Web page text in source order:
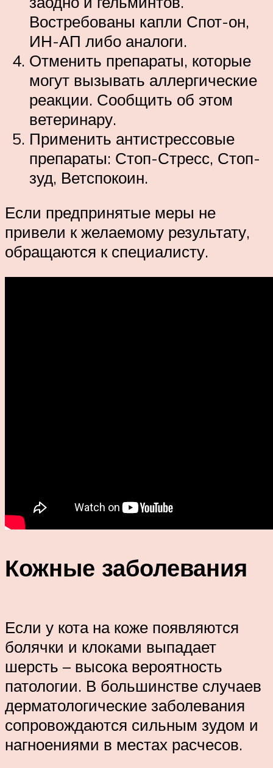
Востребованы капли Спот-он,
ИН-АП либо аналоги.
Отменить препараты, которые
могут вызывать аллергические
реакции. Сообщить об этом
ветеринару.
Применить антистрессовые
препараты: Стоп-Стресс, Стоп-
зуд, Ветспокоин.
Если предпринятые меры не
привели к желаемому результату,
обращаются к специалисту.
Кожные заболевания
Если у кота на коже появляются
болячки и клоками выпадает
шерсть – высока вероятность
патологии. В большинстве случаев
дерматологические заболевания
сопровождаются сильным зудом и
нагноениями в местах расчесов.